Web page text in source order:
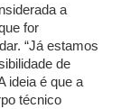
a
for
“Já estamos
de
ideia é que a
técnico